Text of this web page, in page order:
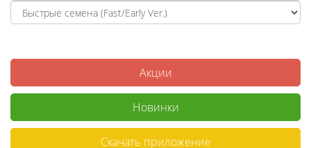
Акции
Новинки
Скачать приложение